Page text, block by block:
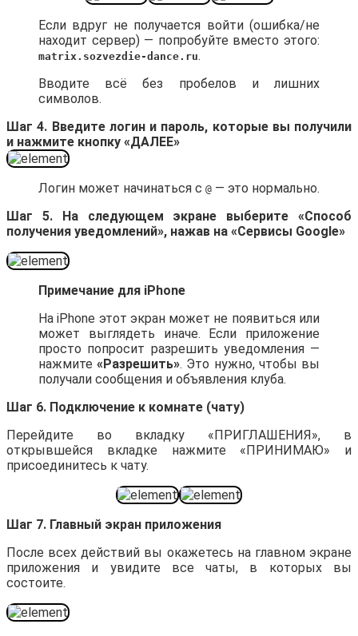
Если вдруг не получается войти (ошибка/не
находит сервер) — попробуйте вместо этого:
matrix.sozvezdie-dance.ru.
Вводите всё без пробелов и лишних
символов.
Шаг 4. Введите логин и пароль, которые вы получили
и нажмите кнопку «ДАЛЕЕ»
Логин может начинаться с @ — это нормально.
Шаг 5. На следующем экране выберите «Способ
получения уведомлений», нажав на «Сервисы Google»
Примечание для iPhone
На iPhone этот экран может не появиться или
может выглядеть иначе. Если приложение
просто попросит разрешить уведомления —
нажмите«Разрешить». Это нужно, чтобы вы
получали сообщения и объявления клуба.
Шаг 6. Подключение к комнате (чату)
Перейдите во вкладку «ПРИГЛАШЕНИЯ», в
открывшейся вкладке нажмите «ПРИНИМАЮ» и
присоединитесь к чату.
Шаг 7. Главный экран приложения
После всех действий вы окажетесь на главном экране
приложения и увидите все чаты, в которых вы
состоите.